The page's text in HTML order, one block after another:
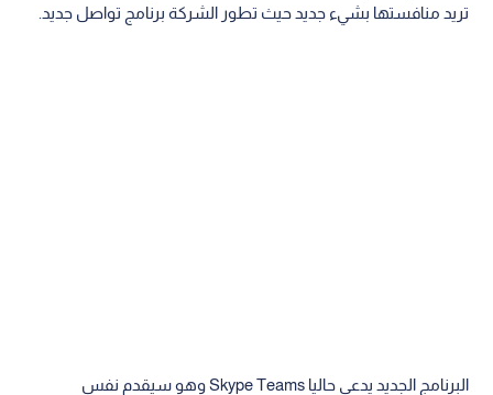
تريد منافستها بشيء جديد حيث تطور الشركة برنامج تواصل جديد.
البرنامج الجديد يدعى حاليا Skype Teams وهو سيقدم نفس